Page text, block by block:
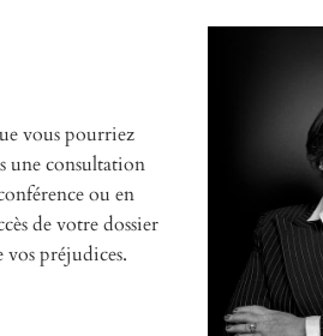
vous pourriez
une consultation
ou en
de votre dossier
préjudices.